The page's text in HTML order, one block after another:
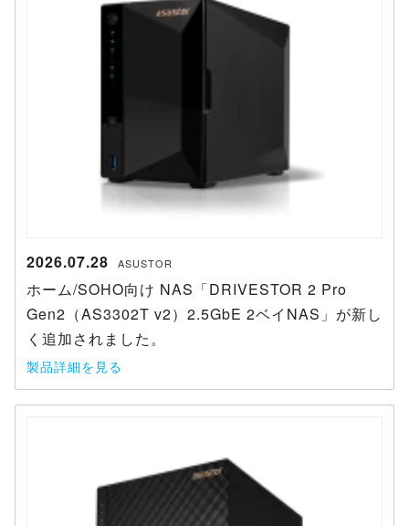
2026.07.28 ASUSTOR
ホーム/SOHO向け NAS「DRIVESTOR 2 Pro
Gen2（AS3302T v2）2.5GbE 2ベイNAS」が新し
く追加されました。
製品詳細を見る